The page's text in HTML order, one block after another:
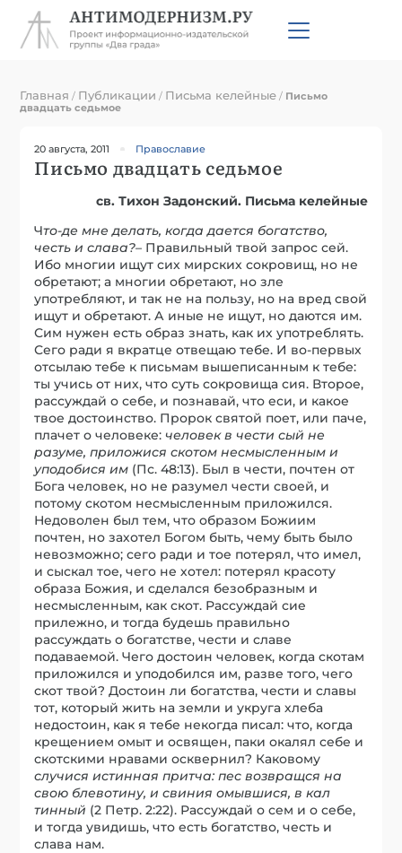
Главная / Публикации / Письма келейные / Письмо
двадцать седьмое
20 августа, 2011 Православие
Письмо двадцать седьмое
св. Тихон Задонский. Письма келейные
Что-де мне делать, когда дается богатство,
честь и слава?– Правильный твой запрос сей.
Ибо многии ищут сих мирских сокровищ, но не
обретают; а многии обретают, но зле
употребляют, и так не на пользу, но на вред свой
ищут и обретают. А иные не ищут, но даются им.
Сим нужен есть образ знать, как их употреблять.
Сего ради я вкратце отвещаю тебе. И во-первых
отсылаю тебе к письмам вышеписанным к тебе:
ты учись от них, что суть сокровища сия. Второе,
рассуждай о себе, и познавай, что еси, и какое
твое достоинство. Пророк святой поет, или паче,
плачет о человеке:человек в чести сый не
разуме, приложися скотом несмысленным и
уподобися им (Пс. 48:13). Был в чести, почтен от
Бога человек, но не разумел чести своей, и
потому скотом несмысленным приложился.
Недоволен был тем, что образом Божиим
почтен, но захотел Богом быть, чему быть было
невозможно; сего ради и тое потерял, что имел,
и сыскал тое, чего не хотел: потерял красоту
образа Божия, и сделался безобразным и
несмысленным, как скот. Рассуждай сие
прилежно, и тогда будешь правильно
рассуждать о богатстве, чести и славе
подаваемой. Чего достоин человек, когда скотам
приложился и уподобился им, разве того, чего
скот твой? Достоин ли богатства, чести и славы
тот, который жить на земли и укруга хлеба
недостоин, как я тебе некогда писал: что, когда
крещением омыт и освящен, паки окалял себе и
скотскими нравами осквернил? Каковому
случися истинная притча: пес возвращся на
свою блевотину, и свиния омывшися, в кал
тинный (2 Петр. 2:22). Рассуждай о сем и о себе,
и тогда увидишь, что есть богатство, честь и
слава нам.